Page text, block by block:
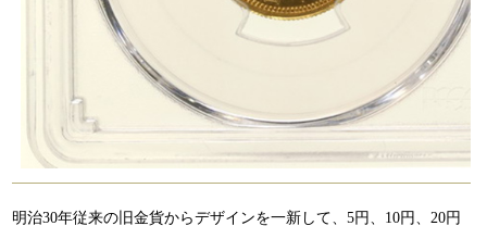
明治30年従来の旧金貨からデザインを一新して、5円、10円、20円